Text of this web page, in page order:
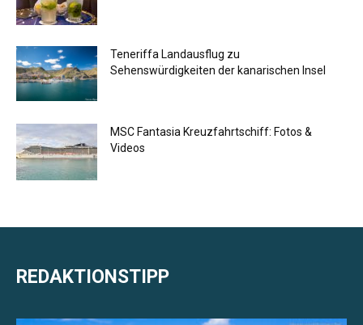
Teneriffa Landausflug zu
Sehenswürdigkeiten der kanarischen Insel
MSC Fantasia Kreuzfahrtschiff: Fotos &
Videos
REDAKTIONSTIPP